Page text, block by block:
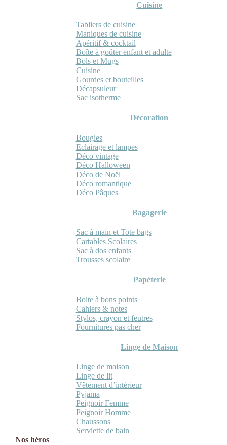
Cuisine
Tabliers de cuisine
Maniques de cuisine
Apéritif & cocktail
Boîte à goûter enfant et adulte
Bols et Mugs
Cuisine
Gourdes et bouteilles
Décapsuleur
Sac isotherme
Décoration
Bougies
Eclairage et lampes
Déco vintage
Déco Halloween
Déco de Noël
Déco romantique
Déco Pâques
Bagagerie
Sac à main et Tote bags
Cartables Scolaires
Sac à dos enfants
Trousses scolaire
Papèterie
Boite à bons points
Cahiers & notes
Stylos, crayon et feutres
Fournitures pas cher
Linge de Maison
Linge de maison
Linge de lit
Vêtement d’intérieur
Pyjama
Peignoir Femme
Peignoir Homme
Chaussons
Serviette de bain
Nos héros